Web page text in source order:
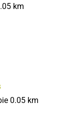
km
0.05 km